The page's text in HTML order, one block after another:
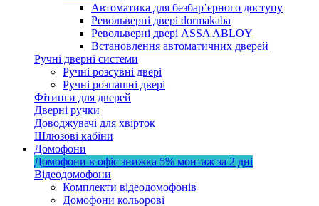
Автоматика для безбар’єрного доступу
Револьверні двері dormakaba
Револьверні двері ASSA ABLOY
Встановлення автоматичних дверей
Ручні дверні системи
Ручні розсувні двері
Ручні розпашні двері
Фітинги для дверей
Дверні ручки
Доводжувачі для хвірток
Шлюзові кабіни
Домофони
Домофони в офіс знижка 5% монтаж за 2 дні
Відеодомофони
Комплекти відеодомофонів
Домофони кольорові